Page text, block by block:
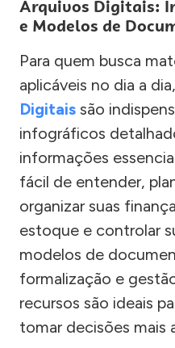
Arquivos Digitais:
e Modelos de
Para quem busca
aplicáveis no dia a
Digitais são
infográficos
informações
fácil de entender,
organizar suas
estoque e controlar
modelos de
formalização e
recursos são ideais
tomar decisões mais